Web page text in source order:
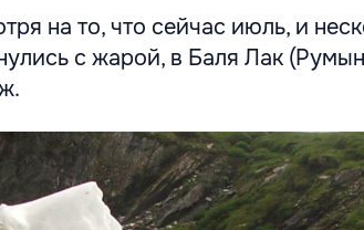
на то, что сейчас июль, и
с жарой, в Баля Лак